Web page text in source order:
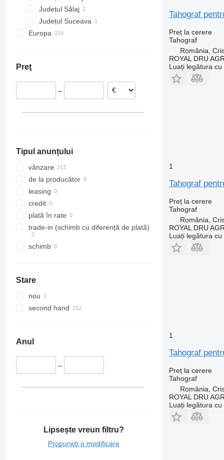
VNL
Județul Sălaj
Județul Suceava
Europa
Spania
Polonia
Preţ
–
Tipul anunțului
vânzare
de la producător
leasing
credit
plată în rate
trade-in (schimb cu diferență de plată)
schimb
Stare
nou
second hand
Anul
–
Lipsește vreun filtru?
Propuneți o modificare
Tahograf
Preț la cerere
Tahograf
România,
ROYAL DRU
Luați legătura
1
Tahograf
Preț la cerere
Tahograf
România,
ROYAL DRU
Luați legătura
1
Tahograf
Preț la cerere
Tahograf
România,
ROYAL DRU
Luați legătura